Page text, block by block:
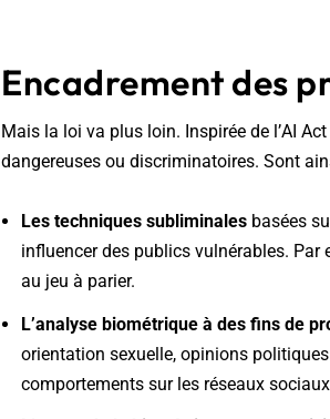
Encadrement des
Mais la loi va plus loin. Inspirée de l’AI
dangereuses ou discriminatoires. Sont
Les techniques subliminales basées
influencer des publics vulnérables.
au jeu à parier.
L’analyse biométrique à des fins de
orientation sexuelle, opinions
comportements sur les réseaux